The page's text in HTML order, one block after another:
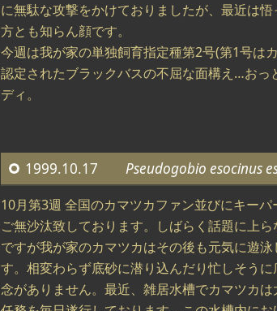
に無駄な攻撃をかけておりましたが、最近は悟
方とも知らん顔です。
今週は我が家の単独飼育指定種第2号(第1号は
認定されたブラックバスの不屈な面構え…おっ
ディ。
1999.10.17 Pseudogobio esocinus
10月第3週 全国のカマツカファン並びにキーパ
ご無沙汰致しております。しばらく話題に上
ですが我が家のカマツカはその後も元気に遊泳
す。相変わらず底砂に潜り込んだり忙しそうに
念がありません。最近、雑居水槽でカマツカは